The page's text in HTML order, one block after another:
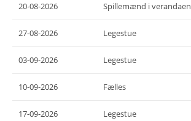
20-08-2026 Spillemænd i verandaen
27-08-2026 Legestue
03-09-2026 Legestue
10-09-2026 Fælles
17-09-2026 Legestue